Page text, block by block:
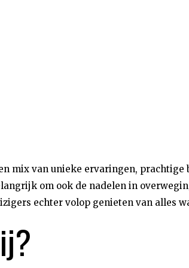
mix van unieke ervaringen,
om ook de nadelen in
echter volop genieten van alles